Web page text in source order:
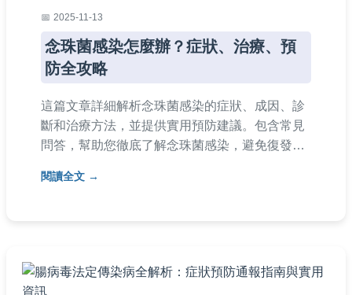
2025-11-13
念珠菌感染怎麼辦？症狀、治療、預
防全攻略
這篇文章詳細解析念珠菌感染的症狀、成因、診
斷和治療方法，並提供實用預防建議。包含常見
問答，幫助您徹底了解念珠菌感染，避免復發，
閱讀全文